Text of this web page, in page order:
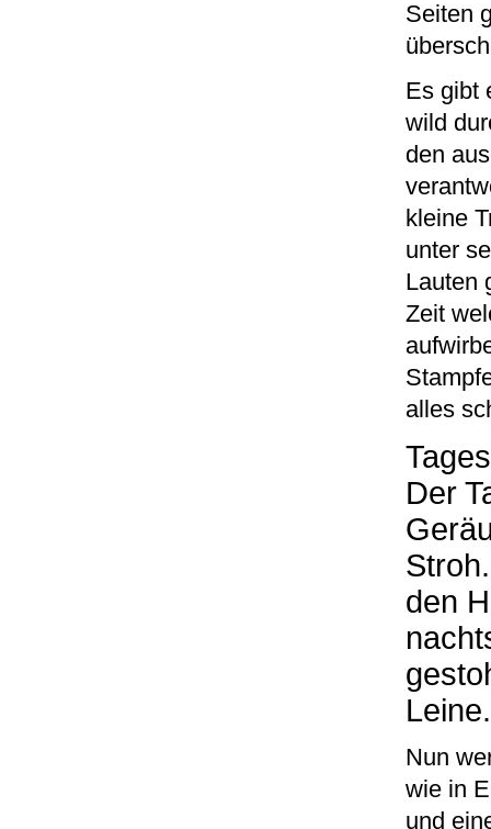
Seiten
Es gibt
wild
den
kleine
unter
Lauten
Zeit
alles
Der
den
Leine.
Nun
wie in
und